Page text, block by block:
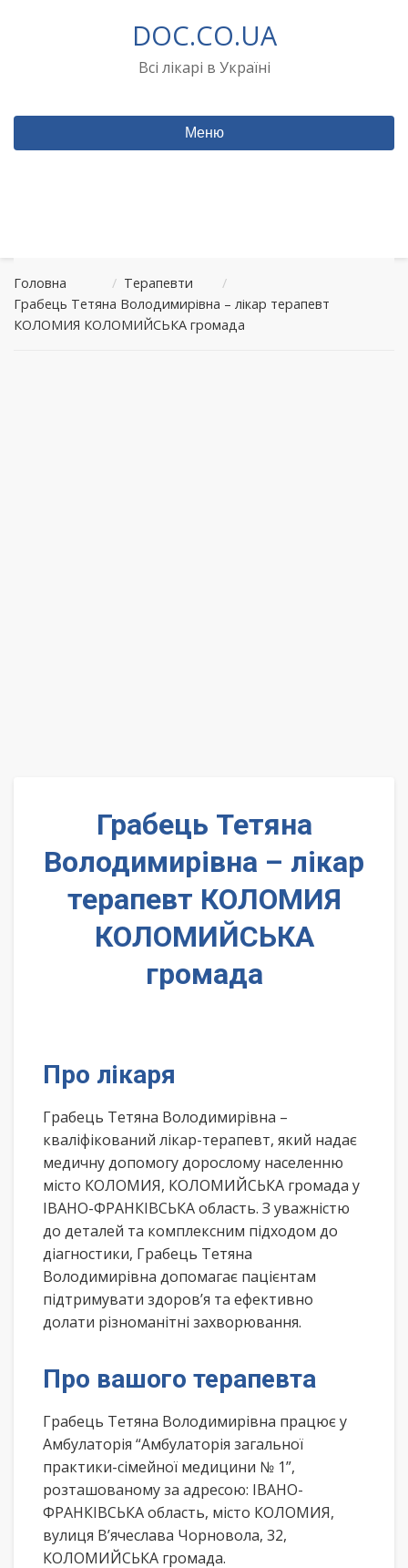
DOC.CO.UA
Всі лікарі в Україні
Меню
Головна / Терапевти
/
Грабець Тетяна Володимирівна – лікар терапевт
КОЛОМИЯ КОЛОМИЙСЬКА громада
Грабець Тетяна
Володимирівна – лікар
терапевт КОЛОМИЯ
КОЛОМИЙСЬКА
громада
Про лікаря
Грабець Тетяна Володимирівна –
кваліфікований лікар-терапевт, який надає
медичну допомогу дорослому населенню
місто КОЛОМИЯ, КОЛОМИЙСЬКА громада у
ІВАНО-ФРАНКІВСЬКА область. З уважністю
до деталей та комплексним підходом до
діагностики, Грабець Тетяна
Володимирівна допомагає пацієнтам
підтримувати здоров’я та ефективно
долати різноманітні захворювання.
Про вашого терапевта
Грабець Тетяна Володимирівна працює у
Амбулаторія “Амбулаторія загальної
практики-сімейної медицини № 1”,
розташованому за адресою: ІВАНО-
ФРАНКІВСЬКА область, місто КОЛОМИЯ,
вулиця В’ячеслава Чорновола, 32,
КОЛОМИЙСЬКА громада.